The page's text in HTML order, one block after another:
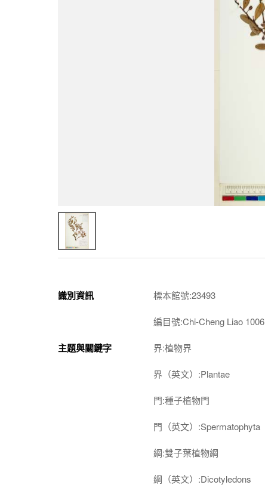
識別資訊 標本館號:23493
編目號:Chi-Cheng Liao 1006
主題與關鍵字 界:植物界
界（英文）:Plantae
門:種子植物門
門（英文）:Spermatophyta
綱:雙子葉植物綱
綱（英文）:Dicotyledons